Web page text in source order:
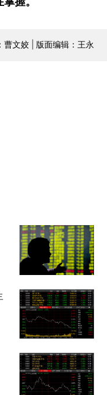
曹文姣 | 版面编辑：王永